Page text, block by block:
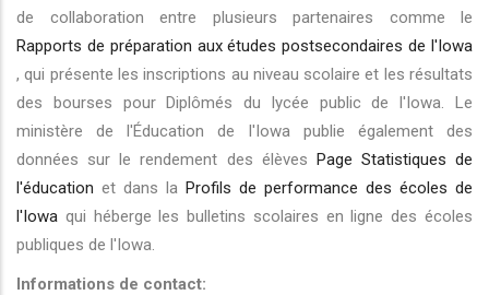
de collaboration entre plusieurs partenaires comme le
Rapports de préparation aux études postsecondaires de l'Iowa
, qui présente les inscriptions au niveau scolaire et les résultats
des bourses pour Diplômés du lycée public de l'Iowa. Le
ministère de l'Éducation de l'Iowa publie également des
données sur le rendement des élèves Page Statistiques de
l'éducation et dans la Profils de performance des écoles de
l'Iowa qui héberge les bulletins scolaires en ligne des écoles
publiques de l'Iowa.
Informations de contact: